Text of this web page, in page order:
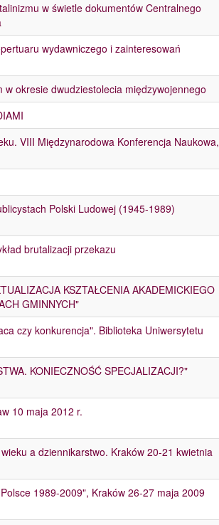
w świetle dokumentów Centralnego
wydawniczego i zainteresowań
w okresie dwudziestolecia międzywojennego
VIII Międzynarodowa Konferencja Naukowa,
Polski Ludowej (1945-1989)
brutalizacji przekazu
KSZTAŁCENIA AKADEMICKIEGO
GMINNYCH"
czy konkurencja". Biblioteka Uniwersytetu
KONIECZNOŚĆ SPECJALIZACJI?"
10 maja 2012 r.
a dziennikarstwo. Kraków 20-21 kwietnia
1989-2009", Kraków 26-27 maja 2009